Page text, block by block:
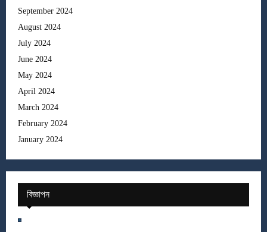
September 2024
August 2024
July 2024
June 2024
May 2024
April 2024
March 2024
February 2024
January 2024
বিজ্ঞাপন